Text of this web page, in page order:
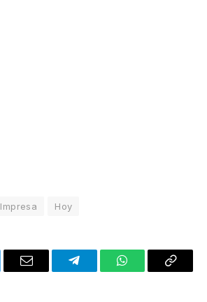
Hoy
Email TelegramWhatsAppCopy